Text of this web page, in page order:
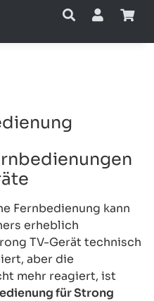
Fernbedienung kann
erheblich
TV-Gerät technisch
aber die
mehr reagiert, ist
für Strong